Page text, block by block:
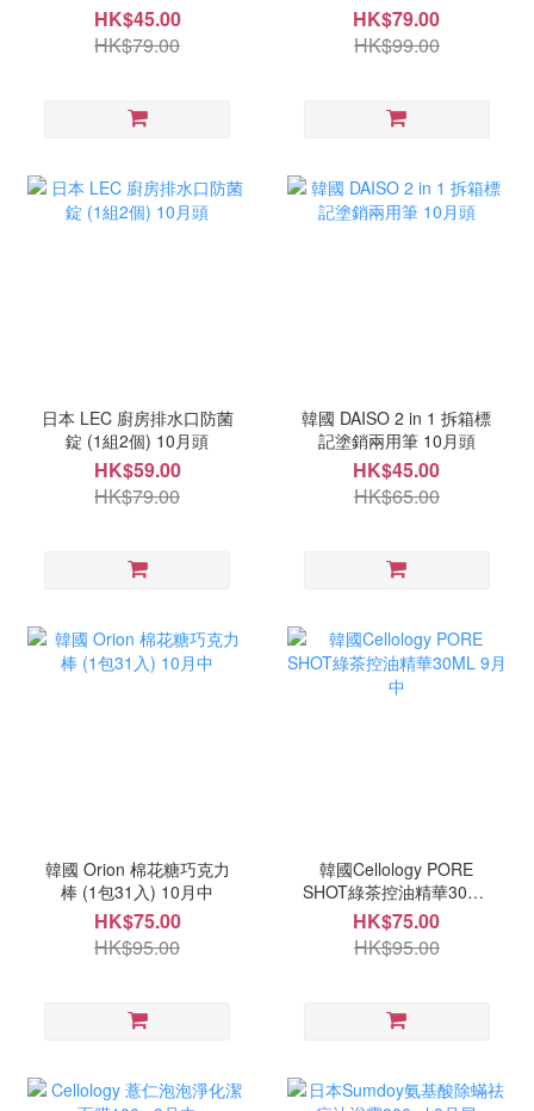
HK$45.00
HK$79.00
盒) 10月中
HK$79.00
HK$99.00
日本 LEC 廚房排水口防菌
錠 (1組2個) 10月頭
HK$59.00
HK$79.00
韓國 DAISO 2 in 1 拆箱標
記塗銷兩用筆 10月頭
HK$45.00
HK$65.00
韓國 Orion 棉花糖巧克力
棒 (1包31入) 10月中
HK$75.00
HK$95.00
韓國Cellology PORE
SHOT綠茶控油精華30ML
9月中
HK$75.00
HK$95.00